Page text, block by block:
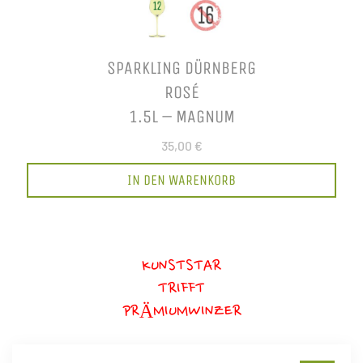
SPARKLING DÜRNBERG
ROSÉ
1.5L – MAGNUM
35,00 €
IN DEN WARENKORB
KUNSTSTAR
TRIFFT
PRÄMIUMWINZER